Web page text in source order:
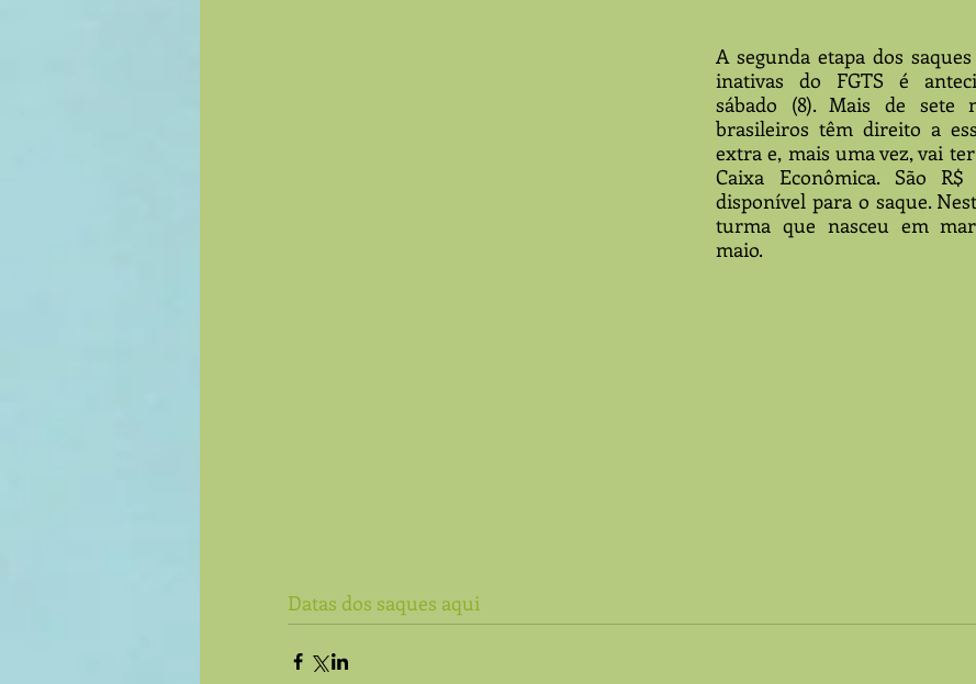
A segunda etapa dos
inativas do FGTS é
sábado (8). Mais de sete
brasileiros têm direito a
extra e, mais uma vez, vai
Caixa Econômica. São R$
disponível para o saque.
turma que nasceu em
maio.
Datas dos saques aqui